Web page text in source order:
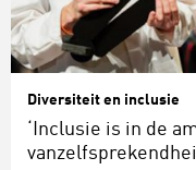
Diversiteit en inclusie
‘Inclusie is in de